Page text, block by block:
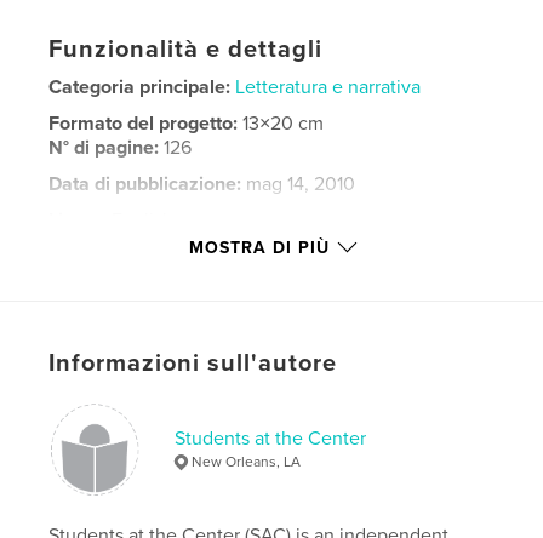
Funzionalità e dettagli
Categoria principale: Letteratura e narrativa
Formato del progetto:13×20 cm
N° di pagine:126
Data di pubblicazione: mag 14, 2010
MOSTRA DI PIÙ
Informazioni sull'autore
Students at the Center
New Orleans, LA